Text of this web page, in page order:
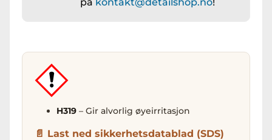
på kontakt@detailshop.no!
H319 – Gir alvorlig øyeirritasjon
Last ned sikkerhetsdatablad (SDS)